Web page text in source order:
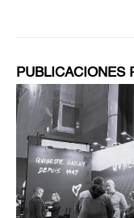
PUBLICACIONES